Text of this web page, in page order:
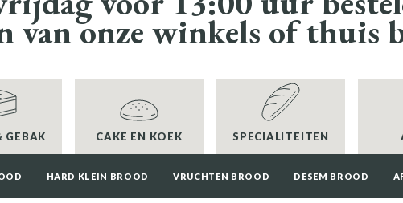
SPECIALITEITEN
NIEUWSBRIEF
van onze winkels of thuis
GEBAK CAKE EN KOEK SPECIALITEITEN
HARD KLEIN BROOD VRUCHTEN BROOD DESEM BROOD